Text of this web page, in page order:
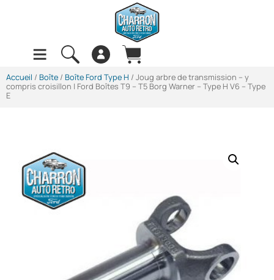
Accueil / Boîte / Boîte Ford Type H / Joug arbre de transmission – y
compris croisillon | Ford Boîtes T9 – T5 Borg Warner – Type H V6 – Type
E